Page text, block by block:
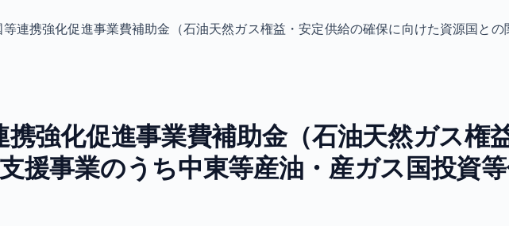
連携強化促進事業費補助金（石油天然ガス権益・安定供給の確保に向けた資源国と
携強化促進事業費補助金（石油天然ガス権
援事業のうち中東等産油・産ガス国投資